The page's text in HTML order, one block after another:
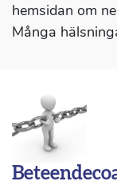
hemsidan om
Många